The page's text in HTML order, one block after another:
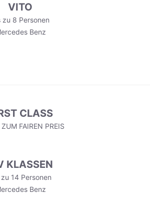
VITO
zu 8 Personen
Benz
CLASS
FAIREN PREIS
KLASSEN
zu 14 Personen
Benz